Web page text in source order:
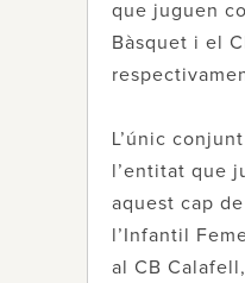
que juguen
Bàsquet i el
L’únic
l’entitat que
aquest cap
l’Infantil
al CB